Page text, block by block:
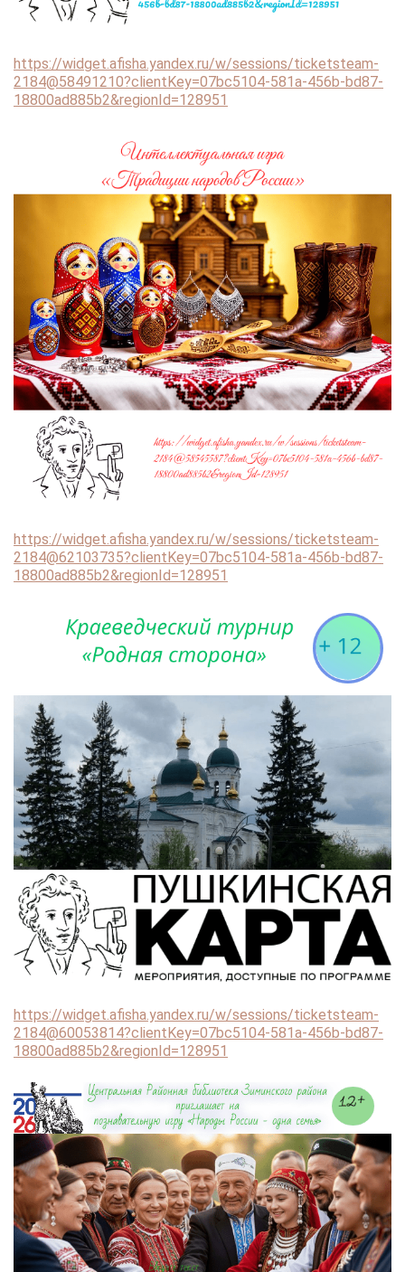
https://widget.afisha.yandex.ru/w/sessions/ticketsteam-
2184@58491210?clientKey=07bc5104-581a-456b-bd87-
18800ad885b2&regionId=128951
https://widget.afisha.yandex.ru/w/sessions/ticketsteam-
2184@62103735?clientKey=07bc5104-581a-456b-bd87-
18800ad885b2&regionId=128951
https://widget.afisha.yandex.ru/w/sessions/ticketsteam-
2184@60053814?clientKey=07bc5104-581a-456b-bd87-
18800ad885b2&regionId=128951